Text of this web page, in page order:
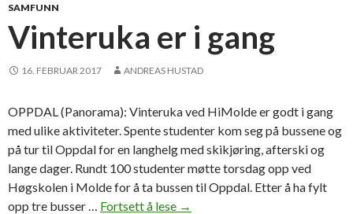
e
l
l
SAMFUNN
Vinteruka er i gang
16. FEBRUAR 2017 ANDREAS HUSTAD
OPPDAL (Panorama): Vinteruka ved HiMolde er godt i gang
med ulike aktiviteter. Spente studenter kom seg på bussene og
på tur til Oppdal for en langhelg med skikjøring, afterski og
lange dager. Rundt 100 studenter møtte torsdag opp ved
Høgskolen i Molde for å ta bussen til Oppdal. Etter å ha fylt
opp tre busser … Fortsett å lese V
→